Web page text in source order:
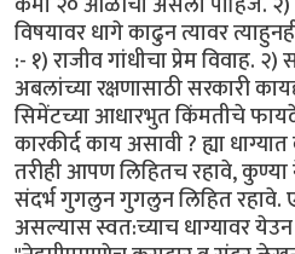
विषयावर धागे काढुन त्यावर
:- १) राजीव गांधीचा प्रेम विवाह.
अबलांच्या रक्षणासाठी सरकारी
सिमेंटच्या आधारभुत किंमतीचे
कारकीर्द काय असावी ? ह्या
तरीही आपण लिहितच रहावे, कुण्या
संदर्भ गुगलुन गुगलुन लिहित रहावे.
असल्यास स्वत:च्याच धाग्यावर